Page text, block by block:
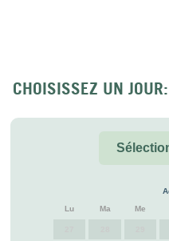
CHOISISSEZ UN JOUR:
Lu
Ma Me